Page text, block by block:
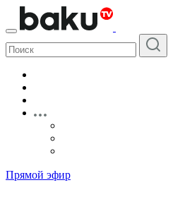
Прямой эфир